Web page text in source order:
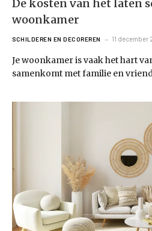
De kosten van het laten
woonkamer
SCHILDEREN EN DECOREREN 11 december
Je woonkamer is vaak het hart
samenkomt met familie en